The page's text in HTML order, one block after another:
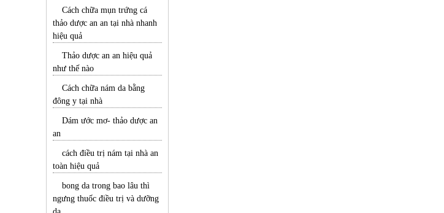
Cách chữa mụn trứng cá
thảo dược an an tại nhà nhanh
hiệu quả
Thảo dược an an hiệu quả
như thế nào
Cách chữa nám da bằng
đông y tại nhà
Dám ước mơ- thảo dược an
an
cách điều trị nám tại nhà an
toàn hiệu quả
bong da trong bao lâu thì
ngưng thuốc điều trị và dưỡng